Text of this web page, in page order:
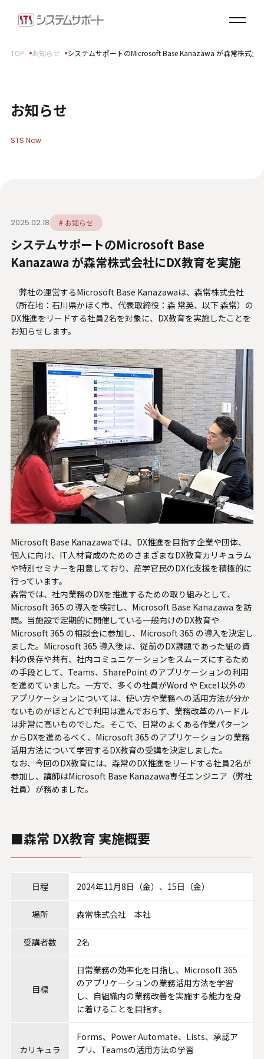
ソリューション・プロダクト
企業情報
拠点案内
SDGsへの取り組み
健康経営宣言
ダイバーシティ・エクイティ＆インクルージョン
採用情報
お知らせ
ビジネスパートナーの皆様へ
Microsoft Base Kanazawa
システムサポート胡蝶蘭オンラインショップ
事例紹介
SNS公式アカウント一覧
English
U.S. FrontLine
お問い合わせ
情報セキュリティ基本方針
個人情報保護方針
個人情報の取り扱いについて
外部送信ポリシー
サイトのご利用について
反社会的勢力に対する基本方針
特定個人情報等の適正な取り扱いに関する基本方針
カスタマーハラスメントに関する指針
電子公告
ソーシャルメディアポリシー
TOP お知らせ システムサポートのMicrosoft Base Kanazawa が森常株式会
お知らせ
STS Now
2025.02.18 # お知らせ
システムサポートのMicrosoft Base
Kanazawa が森常株式会社にDX教育を実施
弊社の運営するMicrosoft Base Kanazawaは、森常株式会社
（所在地：石川県かほく市、代表取締役：森 常英、以下 森常）の
DX推進をリードする社員2名を対象に、DX教育を実施したことを
お知らせします。
Microsoft Base Kanazawaでは、DX推進を目指す企業や団体、
個人に向け、IT人材育成のためのさまざまなDX教育カリキュラム
や特別セミナーを用意しており、産学官民のDX化支援を積極的に
行っています。
森常では、社内業務のDXを推進するための取り組みとして、
Microsoft 365 の導入を検討し、Microsoft Base Kanazawa を訪
問。当施設で定期的に開催している一般向けのDX教育や
Microsoft 365 の相談会に参加し、Microsoft 365 の導入を決定し
ました。Microsoft 365 導入後は、従前のDX課題であった紙の資
料の保存や共有、社内コミュニケーションをスムーズにするため
の手段として、Teams、SharePoint のアプリケーションの利用
を進めていました。一方で、多くの社員がWord や Excel 以外の
アプリケーションについては、使い方や業務への活用方法が分か
ないものがほとんどで利用は進んでおらず、業務改革のハードル
は非常に高いものでした。そこで、日常のよくある作業パターン
からDXを進めるべく、Microsoft 365 のアプリケーションの業務
活用方法について学習するDX教育の受講を決定しました。
なお、今回のDX教育には、森常のDX推進をリードする社員2名が
参加し、講師はMicrosoft Base Kanazawa専任エンジニア（弊社
社員）が務めました。
■森常 DX教育 実施概要
日程 2024年11月8日（金）、15日（金）
場所 森常株式会社 本社
受講者数 2名
目標
日常業務の効率化を目指し、Microsoft 365
のアプリケーションの業務活用方法を学習
し、自組織内の業務改善を実施する能力を身
に着けることを目指す。
カリキュラ
Forms、Power Automate、Lists、承認ア
プリ、Teamsの活用方法の学習